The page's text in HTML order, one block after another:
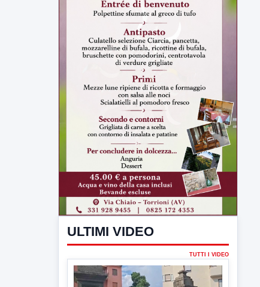
ULTIMI VIDEO
TUTTI I VIDEO
▶
7 AGOSTO 2026 CRONACA
Malore o aggressione? Sarà
Adriana
Sarà affidato con ogni probabilità all'inizio
della prossima settimana l'incarico...